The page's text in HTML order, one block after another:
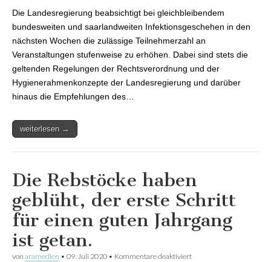
Veranstaltungen
Die Landesregierung beabsichtigt bei gleichbleibendem
bundesweiten und saarlandweiten Infektionsgeschehen in den
nächsten Wochen die zulässige Teilnehmerzahl an
Veranstaltungen stufenweise zu erhöhen. Dabei sind stets die
geltenden Regelungen der Rechtsverordnung und der
Hygienerahmenkonzepte der Landesregierung und darüber
hinaus die Empfehlungen des…
weiterlesen →
Die Rebstöcke haben
geblüht, der erste Schritt
für einen guten Jahrgang
ist getan.
von aramedien • 09. Juli 2020 • Kommentare deaktiviert